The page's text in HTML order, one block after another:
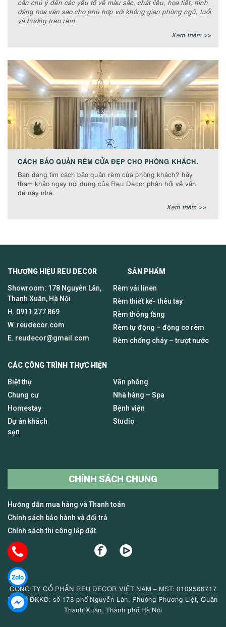
cần chú ý đến các yếu tố về màu sắc, chất liệu, họa tiết, hình
dáng hoa văn sao cho phù hợp với không gian phòng ngủ, tuổi
và hướng treo rèm
Xem thêm >>
CÁCH BẢO QUẢN RÈM CỬA ĐẸP CHO PHÒNG KHÁCH.
Bạn đang tìm cách bảo quản rèm cửa phòng khách? hãy
tham khảo ngay nội dung của Reu Decor phản hồi về vấn
đề này nhé.
Xem thêm >>
THƯƠNG HIỆU REU DECOR SẢN PHẨM
Showroom: 178 Nguyễn Lân,
Thanh Xuân, Hà Nội
H. 0911 277 869
W. reudecor.com
E. reudecor@gmail.com
Rèm vải linen
Rèm thiết kế- thêu tay
Rèm thông tầng
Rèm tự động – động cơ rèm
Rèm chống cháy – trượt nước
CÁC CÔNG TRÌNH THỰC HIỆN
Biệt thự
Chung cư
Homestay
Dự án khách
sạn
Văn phòng
Nhà hàng – Spa
Bệnh viện
Studio
CHÍNH SÁCH CHUNG
Hướng dẫn mua hàng và Thanh toán
Chính sách bảo hành và đổi trả
Chính sách thi công lắp đặt
CÔNG TY CỔ PHẦN REU DECOR VIỆT NAM – MST: 0109566717
Trụ sở ĐKKD: số 178 phố Nguyễn Lân, Phường Phương Liệt, Quận
Thanh Xuân, Thành phố Hà Nội